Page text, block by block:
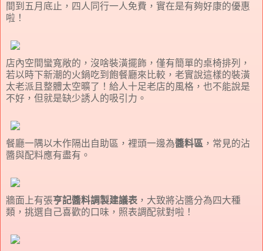
間到五月底止，四人同行一人免費，實在是有夠好康的優惠
啦！
店內空間蠻寬敞的，沒啥裝潢擺飾，僅有簡單的桌椅排列，
若以時下新潮的火鍋吃到飽餐廳來比較，老實說這樣的裝潢
太老派且整體太空曠了！給人十足老店的風格，也不能說是
不好，但就是缺少誘人的吸引力。
餐廳一隅以木作隔出自助區，裡頭一邊為醬料區 ，常見的沾
醬與配料應有盡有。
牆面上有張亨記醬料調製建議表 ，大致將沾醬分為四大種
類，挑選自己喜歡的口味，照表調配就對啦！